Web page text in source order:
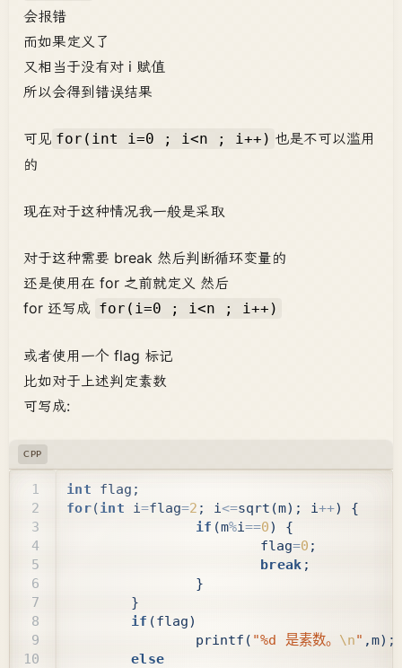
会报错
而如果定义了
又相当于没有对 i 赋值
所以会得到错误结果
可见 for(int i=0 ; i<n ; i++) 也是不可以滥用
的
现在对于这种情况我一般是采取
对于这种需要 break 然后判断循环变量的
还是使用在 for 之前就定义 然后
for 还写成 for(i=0 ; i<n ; i++)
或者使用一个 flag 标记
比如对于上述判定素数
可写成:
CPP
4
int flag ;
for(int i=flag=2 ; i<=sqrt (m); i++)
{
if (m%i==0)
{
flag=0 ;
break ;
}
}
if (flag)
printf ( "%d 是素数。 \n" ,m);
else